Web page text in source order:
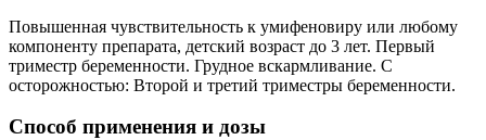
Повышенная чувствительность к умифеновиру или любому
компоненту препарата, детский возраст до 3 лет. Первый
триместр беременности. Грудное вскармливание. С
осторожностью: Второй и третий триместры беременности.
Способ применения и дозы